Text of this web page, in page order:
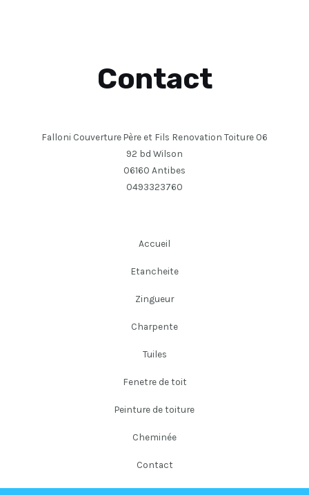
Contact
Falloni Couverture Père et Fils Renovation Toiture 06
92 bd Wilson
06160 Antibes
0493323760
Accueil
Etancheite
Zingueur
Charpente
Tuiles
Fenetre de toit
Peinture de toiture
Cheminée
Contact